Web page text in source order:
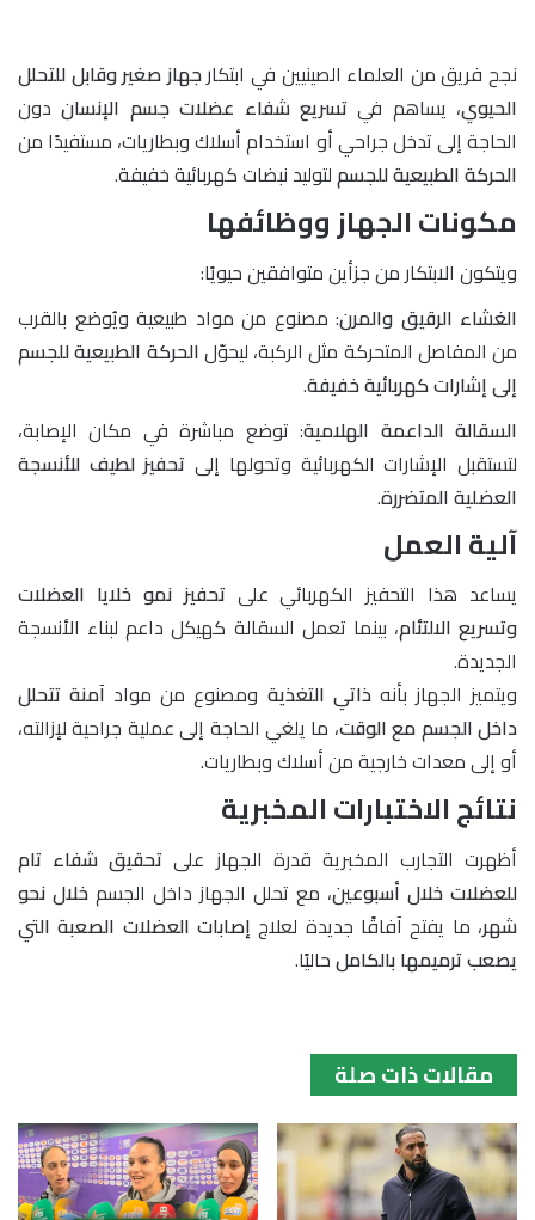
نجح فريق من العلماء الصينيين في ابتكارجهاز صغير وقابل للتحلل
الحيوي، يساهم فيتسريع شفاء عضلات جسم الإنساندون
الحاجة إلى تدخل جراحي أو استخدام أسلاك وبطاريات، مستفيدًا من
الحركة الطبيعية للجسملتوليد نبضات كهربائية خفيفة.
مكونات الجهاز ووظائفها
ويتكون الابتكار من جزأين متوافقين حيويًا:
الغشاء الرقيق والمرن: مصنوع من مواد طبيعية ويُوضع بالقرب
من المفاصل المتحركة مثل الركبة، ليحوّلالحركة الطبيعية للجسم
إلى إشارات كهربائية خفيفة.
السقالة الداعمة الهلامية: توضع مباشرة في مكان الإصابة،
لتستقبل الإشارات الكهربائية وتحولها إلى تحفيز لطيف للأنسجة
العضلية المتضررة.
آلية العمل
يساعد هذا التحفيز الكهربائي علىتحفيز نمو خلايا العضلات
وتسريع الالتئام، بينما تعمل السقالة كهيكل داعم لبناء الأنسجة
الجديدة.
ويتميز الجهاز بأنهذاتي التغذية ومصنوع من مواد آمنة تتحلل
داخل الجسم مع الوقت، ما يلغي الحاجة إلى عملية جراحية لإزالته،
أو إلى معدات خارجية من أسلاك وبطاريات.
نتائج الاختبارات المخبرية
أظهرت التجارب المخبرية قدرة الجهاز على تحقيق شفاء تام
للعضلات خلال أسبوعين، مع تحلل الجهاز داخل الجسم خلال نحو
شهر، ما يفتح آفاقًا جديدة لعلاج إصابات العضلات الصعبة التي
يصعب ترميمها بالكاملحاليًا.
مقالات ذات صلة